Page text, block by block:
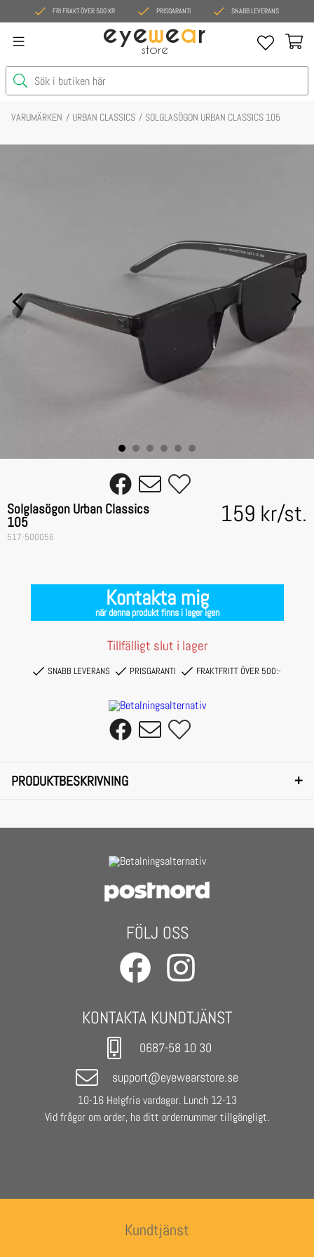
FRI FRAKT ÖVER 500 KR PRISGARANTI SNABB LEVERANS
eyewear
store
VARUMÄRKEN URBAN CLASSICS SOLGLASÖGON URBAN CLASSICS 105
Solglasögon Urban Classics
105
517-500056
159 kr/st.
Kontakta mig
när denna produkt finns i lager igen
Tillfälligt slut i lager
SNABB LEVERANS PRISGARANTI FRAKTFRITT ÖVER 500:-
PRODUKTBESKRIVNING +
through their consistent color of glasses and temples. The tinted, frameless
With UV 400 filter category 3 they offer reliable sun protection.
- Urban Classics Sunglasses 105FÖLJ OSS
KONTAKTA KUNDTJÄNST
0687-58 10 30
support@eyewearstore.se
10-16 Helgfria vardagar. Lunch 12-13
Vid frågor om order, ha ditt ordernummer tillgängligt.
Kundtjänst